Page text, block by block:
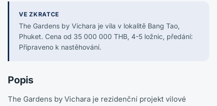
VE ZKRATCE
The Gardens by Vichara je vila v lokalitě Bang Tao,
Phuket. Cena od 35 000 000 THB, 4-5 ložnic, předání:
Připraveno k nastěhování.
Popis
The Gardens by Vichara je rezidenční projekt vilové